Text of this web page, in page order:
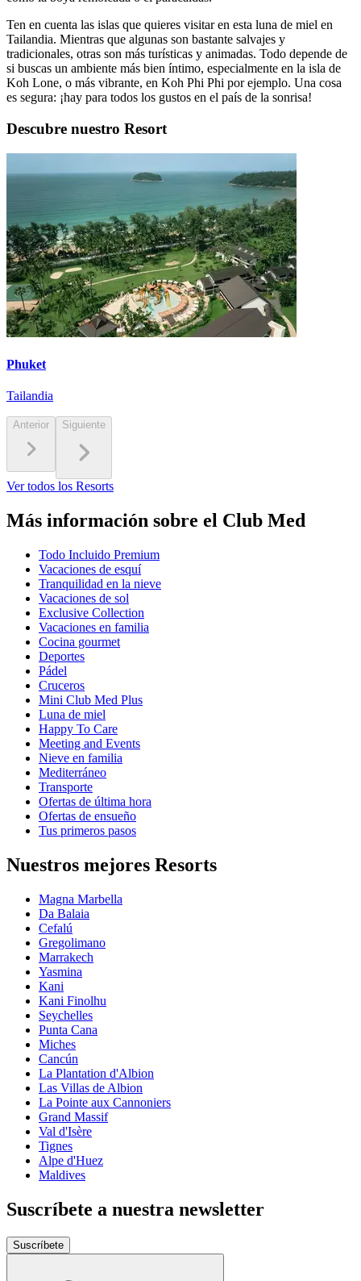
Ten en cuenta las islas que quieres visitar en esta luna de miel en
Tailandia. Mientras que algunas son bastante salvajes y
tradicionales, otras son más turísticas y animadas. Todo depende de
si buscas un ambiente más bien íntimo, especialmente en la isla de
Koh Lone, o más vibrante, en Koh Phi Phi por ejemplo. Una cosa
es segura: ¡hay para todos los gustos en el país de la sonrisa!
Descubre nuestro Resort
Phuket
Tailandia
Anterior Siguiente
Ver todos los Resorts
Más información sobre el Club Med
Todo Incluido Premium
Vacaciones de esquí
Tranquilidad en la nieve
Vacaciones de sol
Exclusive Collection
Vacaciones en familia
Cocina gourmet
Deportes
Pádel
Cruceros
Mini Club Med Plus
Luna de miel
Happy To Care
Meeting and Events
Nieve en familia
Mediterráneo
Transporte
Ofertas de última hora
Ofertas de ensueño
Tus primeros pasos
Nuestros mejores Resorts
Magna Marbella
Da Balaia
Cefalú
Gregolimano
Marrakech
Yasmina
Kani
Kani Finolhu
Seychelles
Punta Cana
Miches
Cancún
La Plantation d'Albion
Las Villas de Albion
La Pointe aux Cannoniers
Grand Massif
Val d'Isère
Tignes
Alpe d'Huez
Maldives
Suscríbete a nuestra newsletter
Suscríbete